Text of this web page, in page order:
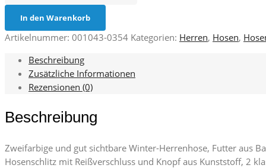
MengeIn den Warenkorb
Artikelnummer: 001043-0354 Kategorien: Herren, Hosen,
Beschreibung
Zusätzliche Informationen
Rezensionen (0)
Beschreibung
Zweifarbige und gut sichtbare Winter-Herrenhose, Futter aus
Hosenschlitz mit Reißverschluss und Knopf aus Kunststoff, 2